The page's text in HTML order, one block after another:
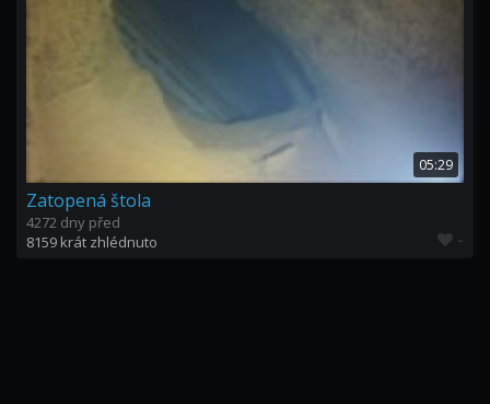
05:29
Zatopená štola
4272 dny před
8159 krát zhlédnuto
-